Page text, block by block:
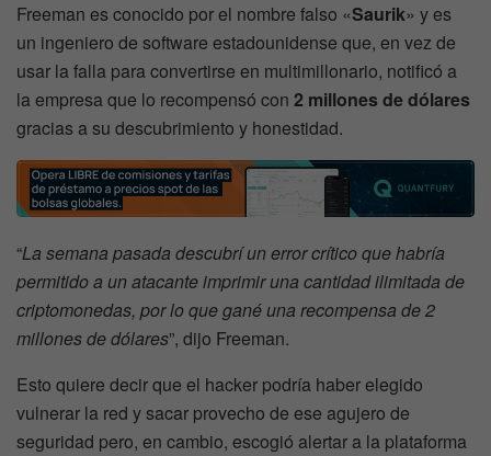
Freeman es conocido por el nombre falso «Saurik» y es
un ingeniero de software estadounidense que, en vez de
usar la falla para convertirse en multimillonario, notificó a
la empresa que lo recompensó con 2 millones de dólares
gracias a su descubrimiento y honestidad.
“La semana pasada descubrí un error crítico que habría
permitido a un atacante imprimir una cantidad ilimitada de
criptomonedas, por lo que gané una recompensa de 2
millones de dólares”, dijo Freeman.
Esto quiere decir que el hacker podría haber elegido
vulnerar la red y sacar provecho de ese agujero de
seguridad pero, en cambio, escogió alertar a la plataforma